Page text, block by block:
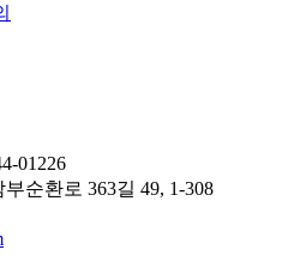
01226
순환로 363길 49, 1-308